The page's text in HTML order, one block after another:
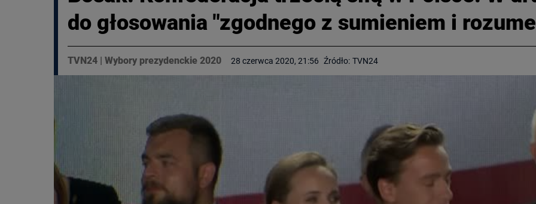
do głosowania "zgodnego z sumieniem i
TVN24 | Wybory prezydenckie 2020 28 czerwca 2020, 21:56 Źródło: TVN24